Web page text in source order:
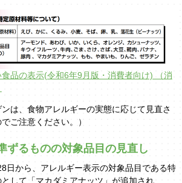
品の表示(令和6年9月版・消費者向け) （消
ンは、食物アレルギーの実態に応じて見直さ
ご注意ください。）
ずるものの対象品目の見直し
日から、アレルギー表示の対象品目である特
して「マカダミアナッツ」が追加され、